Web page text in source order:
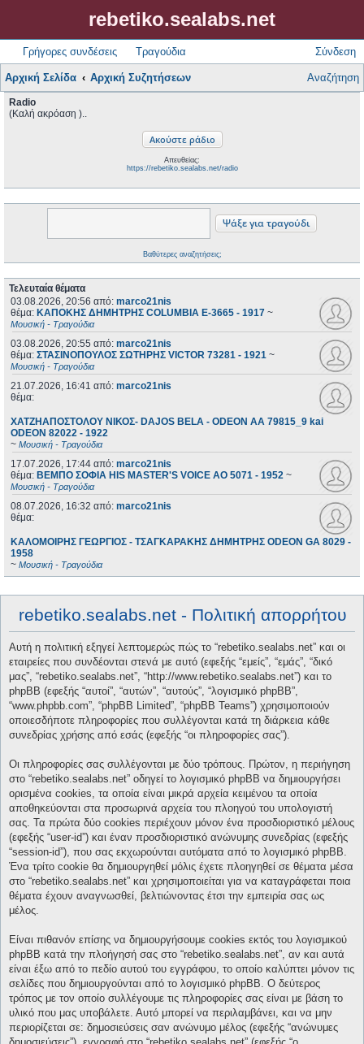
rebetiko.sealabs.net
Γρήγορες συνδέσεις Τραγούδια Σύνδεση
Αρχική Σελίδα Αρχική Συζητήσεων Αναζήτηση
Radio
(Καλή ακρόαση )..
Απευθείας:
https://rebetiko.sealabs.net/radio
Βαθύτερες αναζητήσεις;
Τελευταία θέματα
03.08.2026, 20:56 από: marco21nis
θέμα: ΚΑΠΟΚΗΣ ΔΗΜΗΤΡΗΣ COLUMBIA E-3665 - 1917 ~
Μουσική - Τραγούδια
03.08.2026, 20:55 από: marco21nis
θέμα: ΣΤΑΣΙΝΟΠΟΥΛΟΣ ΣΩΤΗΡΗΣ VICTOR 73281 - 1921 ~
Μουσική - Τραγούδια
21.07.2026, 16:41 από: marco21nis
θέμα:
ΧΑΤΖΗΑΠΟΣΤΟΛΟΥ ΝΙΚΟΣ- DAJOS BELA - ODEON AA 79815_9 kai
ODEON 82022 - 1922
~ Μουσική - Τραγούδια
17.07.2026, 17:44 από: marco21nis
θέμα: ΒΕΜΠΟ ΣΟΦΙΑ HIS MASTER'S VOICE AO 5071 - 1952 ~
Μουσική - Τραγούδια
08.07.2026, 16:32 από: marco21nis
θέμα:
ΚΑΛΟΜΟΙΡΗΣ ΓΕΩΡΓΙΟΣ - ΤΣΑΓΚΑΡΑΚΗΣ ΔΗΜΗΤΡΗΣ ODEON GA 8029 -
1958
~ Μουσική - Τραγούδια
rebetiko.sealabs.net - Πολιτική απορρήτου
Αυτή η πολιτική εξηγεί λεπτομερώς πώς το “rebetiko.sealabs.net” και οι
εταιρείες που συνδέονται στενά με αυτό (εφεξής “εμείς”, “εμάς”, “δικό
μας”, “rebetiko.sealabs.net”, “http://www.rebetiko.sealabs.net”) και το
phpBB (εφεξής “αυτοί”, “αυτών”, “αυτούς”, “λογισμικό phpBB”,
“www.phpbb.com”, “phpBB Limited”, “phpBB Teams”) χρησιμοποιούν
οποιεσδήποτε πληροφορίες που συλλέγονται κατά τη διάρκεια κάθε
συνεδρίας χρήσης από εσάς (εφεξής “οι πληροφορίες σας”).
Οι πληροφορίες σας συλλέγονται με δύο τρόπους. Πρώτον, η περιήγηση
στο “rebetiko.sealabs.net” οδηγεί το λογισμικό phpBB να δημιουργήσει
ορισμένα cookies, τα οποία είναι μικρά αρχεία κειμένου τα οποία
αποθηκεύονται στα προσωρινά αρχεία του πλοηγού του υπολογιστή
σας. Τα πρώτα δύο cookies περιέχουν μόνον ένα προσδιοριστικό μέλους
(εφεξής “user-id”) και έναν προσδιοριστικό ανώνυμης συνεδρίας (εφεξής
“session-id”), που σας εκχωρούνται αυτόματα από το λογισμικό phpBB.
Ένα τρίτο cookie θα δημιουργηθεί μόλις έχετε πλοηγηθεί σε θέματα μέσα
στο “rebetiko.sealabs.net” και χρησιμοποιείται για να καταγράφεται ποια
θέματα έχουν αναγνωσθεί, βελτιώνοντας έτσι την εμπειρία σας ως
μέλος.
Είναι πιθανόν επίσης να δημιουργήσουμε cookies εκτός του λογισμικού
phpBB κατά την πλοήγησή σας στο “rebetiko.sealabs.net”, αν και αυτά
είναι έξω από το πεδίο αυτού του εγγράφου, το οποίο καλύπτει μόνον τις
σελίδες που δημιουργούνται από το λογισμικό phpBB. Ο δεύτερος
τρόπος με τον οποίο συλλέγουμε τις πληροφορίες σας είναι με βάση το
υλικό που μας υποβάλετε. Αυτό μπορεί να περιλαμβάνει, και να μην
περιορίζεται σε: δημοσιεύσεις σαν ανώνυμο μέλος (εφεξής “ανώνυμες